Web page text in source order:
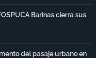
Barinas cierra sus
del pasaje urbano en